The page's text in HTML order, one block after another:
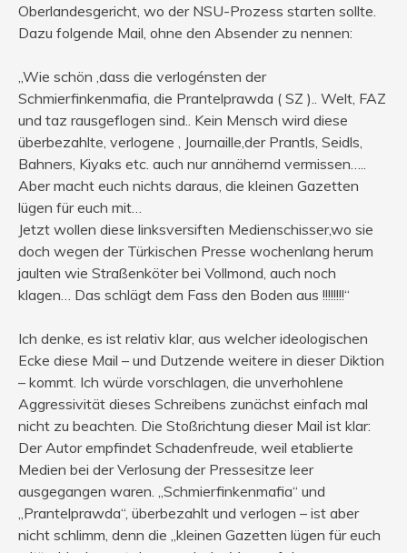
Oberlandesgericht, wo der NSU-Prozess starten sollte.
Dazu folgende Mail, ohne den Absender zu nennen:
„Wie schön ,dass die verlogénsten der
Schmierfinkenmafia, die Prantelprawda ( SZ ).. Welt, FAZ
und taz rausgeflogen sind.. Kein Mensch wird diese
überbezahlte, verlogene , Journaille,der Prantls, Seidls,
Bahners, Kiyaks etc. auch nur annähernd vermissen…..
Aber macht euch nichts daraus, die kleinen Gazetten
lügen für euch mit…
Jetzt wollen diese linksversiften Medienschisser,wo sie
doch wegen der Türkischen Presse wochenlang herum
jaulten wie Straßenköter bei Vollmond, auch noch
klagen… Das schlägt dem Fass den Boden aus !!!!!!!!“
Ich denke, es ist relativ klar, aus welcher ideologischen
Ecke diese Mail – und Dutzende weitere in dieser Diktion
– kommt. Ich würde vorschlagen, die unverhohlene
Aggressivität dieses Schreibens zunächst einfach mal
nicht zu beachten. Die Stoßrichtung dieser Mail ist klar:
Der Autor empfindet Schadenfreude, weil etablierte
Medien bei der Verlosung der Pressesitze leer
ausgegangen waren. „Schmierfinkenmafia“ und
„Prantelprawda“, überbezahlt und verlogen – ist aber
nicht schlimm, denn die „kleinen Gazetten lügen für euch